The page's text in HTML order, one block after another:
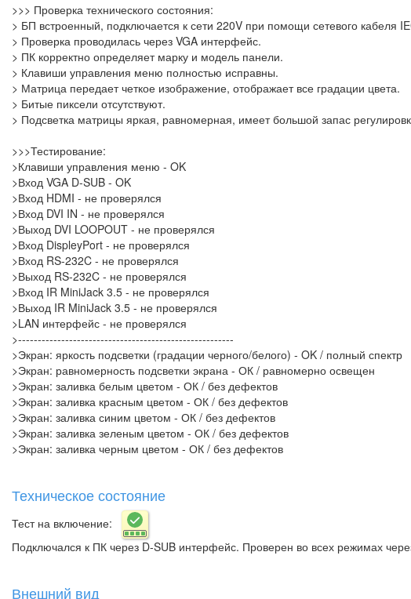
>>> Проверка технического состояния:
> БП встроенный, подключается к сети 220V при помощи сетевого кабеля
> Проверка проводилась через VGA интерфейс.
> ПК корректно определяет марку и модель панели.
> Клавиши управления меню полностью исправны.
> Матрица передает четкое изображение, отображает все градации цвета.
> Битые пиксели отсутствуют.
> Подсветка матрицы яркая, равномерная, имеет большой запас
>>>Тестирование:
>Клавиши управления меню - OK
>Вход VGA D-SUB - OK
>Вход HDMI - не проверялся
>Вход DVI IN - не проверялся
>Выход DVI LOOPOUT - не проверялся
>Вход DispleyPort - не проверялся
>Вход RS-232C - не проверялся
>Выход RS-232C - не проверялся
>Вход IR MiniJack 3.5 - не проверялся
>Выход IR MiniJack 3.5 - не проверялся
>LAN интерфейс - не проверялся
>-------------------------------------------------------
>Экран: яркость подсветки (градации черного/белого) - OK / полный спектр
>Экран: равномерность подсветки экрана - ОК / равномерно освещен
>Экран: заливка белым цветом - ОК / без дефектов
>Экран: заливка красным цветом - ОК / без дефектов
>Экран: заливка синим цветом - ОК / без дефектов
>Экран: заливка зеленым цветом - ОК / без дефектов
>Экран: заливка черным цветом - ОК / без дефектов
Техническое состояние
Тест на включение:
Подключался к ПК через D-SUB интерфейс. Проверен во всех режимах
Внешний вид